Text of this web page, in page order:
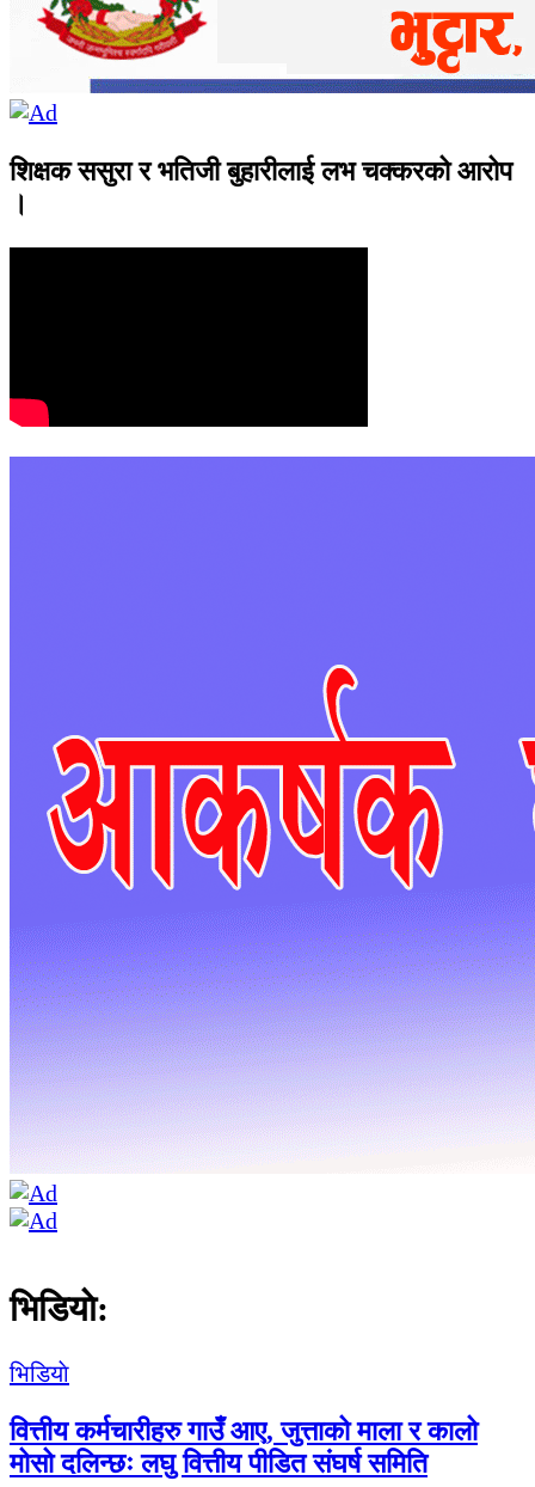
शिक्षक ससुरा र भतिजी बुहारीलाई लभ चक्करको आरोप
।
भिडियाे:
भिडियाे
वित्तीय कर्मचारीहरु गाउँ आए, जुत्ताको माला र कालो
मोसो दलिन्छः लघु वित्तीय पीडित संघर्ष समिति